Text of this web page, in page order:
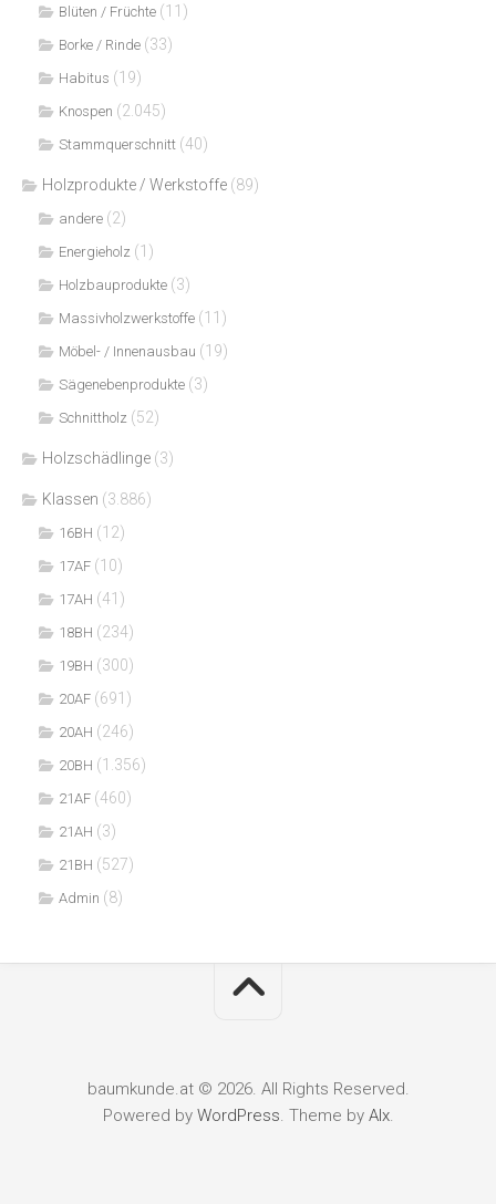
Blüten / Früchte (11)
Borke / Rinde (33)
Habitus (19)
Knospen (2.045)
Stammquerschnitt (40)
Holzprodukte / Werkstoffe (89)
andere (2)
Energieholz (1)
Holzbauprodukte (3)
Massivholzwerkstoffe (11)
Möbel- / Innenausbau (19)
Sägenebenprodukte (3)
Schnittholz (52)
Holzschädlinge (3)
Klassen (3.886)
16BH (12)
17AF (10)
17AH (41)
18BH (234)
19BH (300)
20AF (691)
20AH (246)
20BH (1.356)
21AF (460)
21AH (3)
21BH (527)
Admin (8)
baumkunde.at © 2026. All Rights Reserved.
Powered by WordPress. Theme by Alx.